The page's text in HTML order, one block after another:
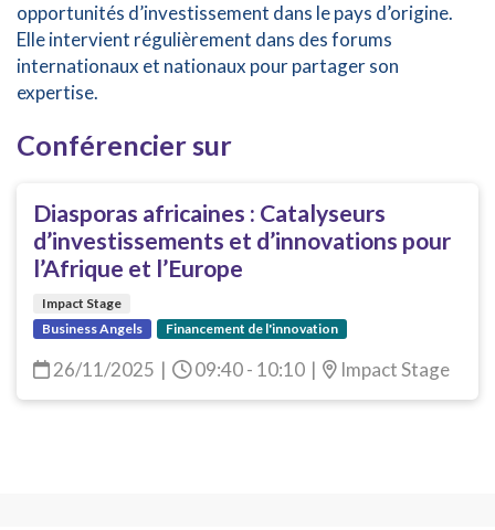
opportunités d’investissement dans le pays d’origine.
Elle intervient régulièrement dans des forums
internationaux et nationaux pour partager son
expertise.
Conférencier sur
Diasporas africaines : Catalyseurs
d’investissements et d’innovations pour
l’Afrique et l’Europe
Impact Stage
Business Angels
Financement de l'innovation
26/11/2025 | 09:40 - 10:10 | Impact Stage